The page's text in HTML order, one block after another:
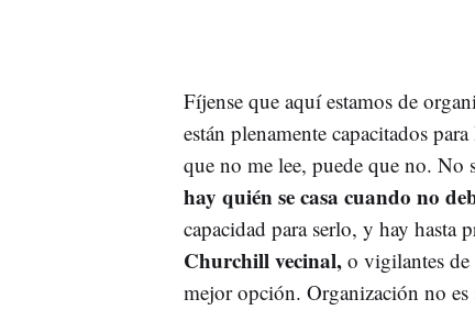
Fíjense que aquí estamos de
están plenamente capacitados
que no me lee, puede que no. No
hay quién se casa cuando no
capacidad para serlo, y hay hasta
Churchill vecinal,o vigilantes de
mejor opción. Organización no es